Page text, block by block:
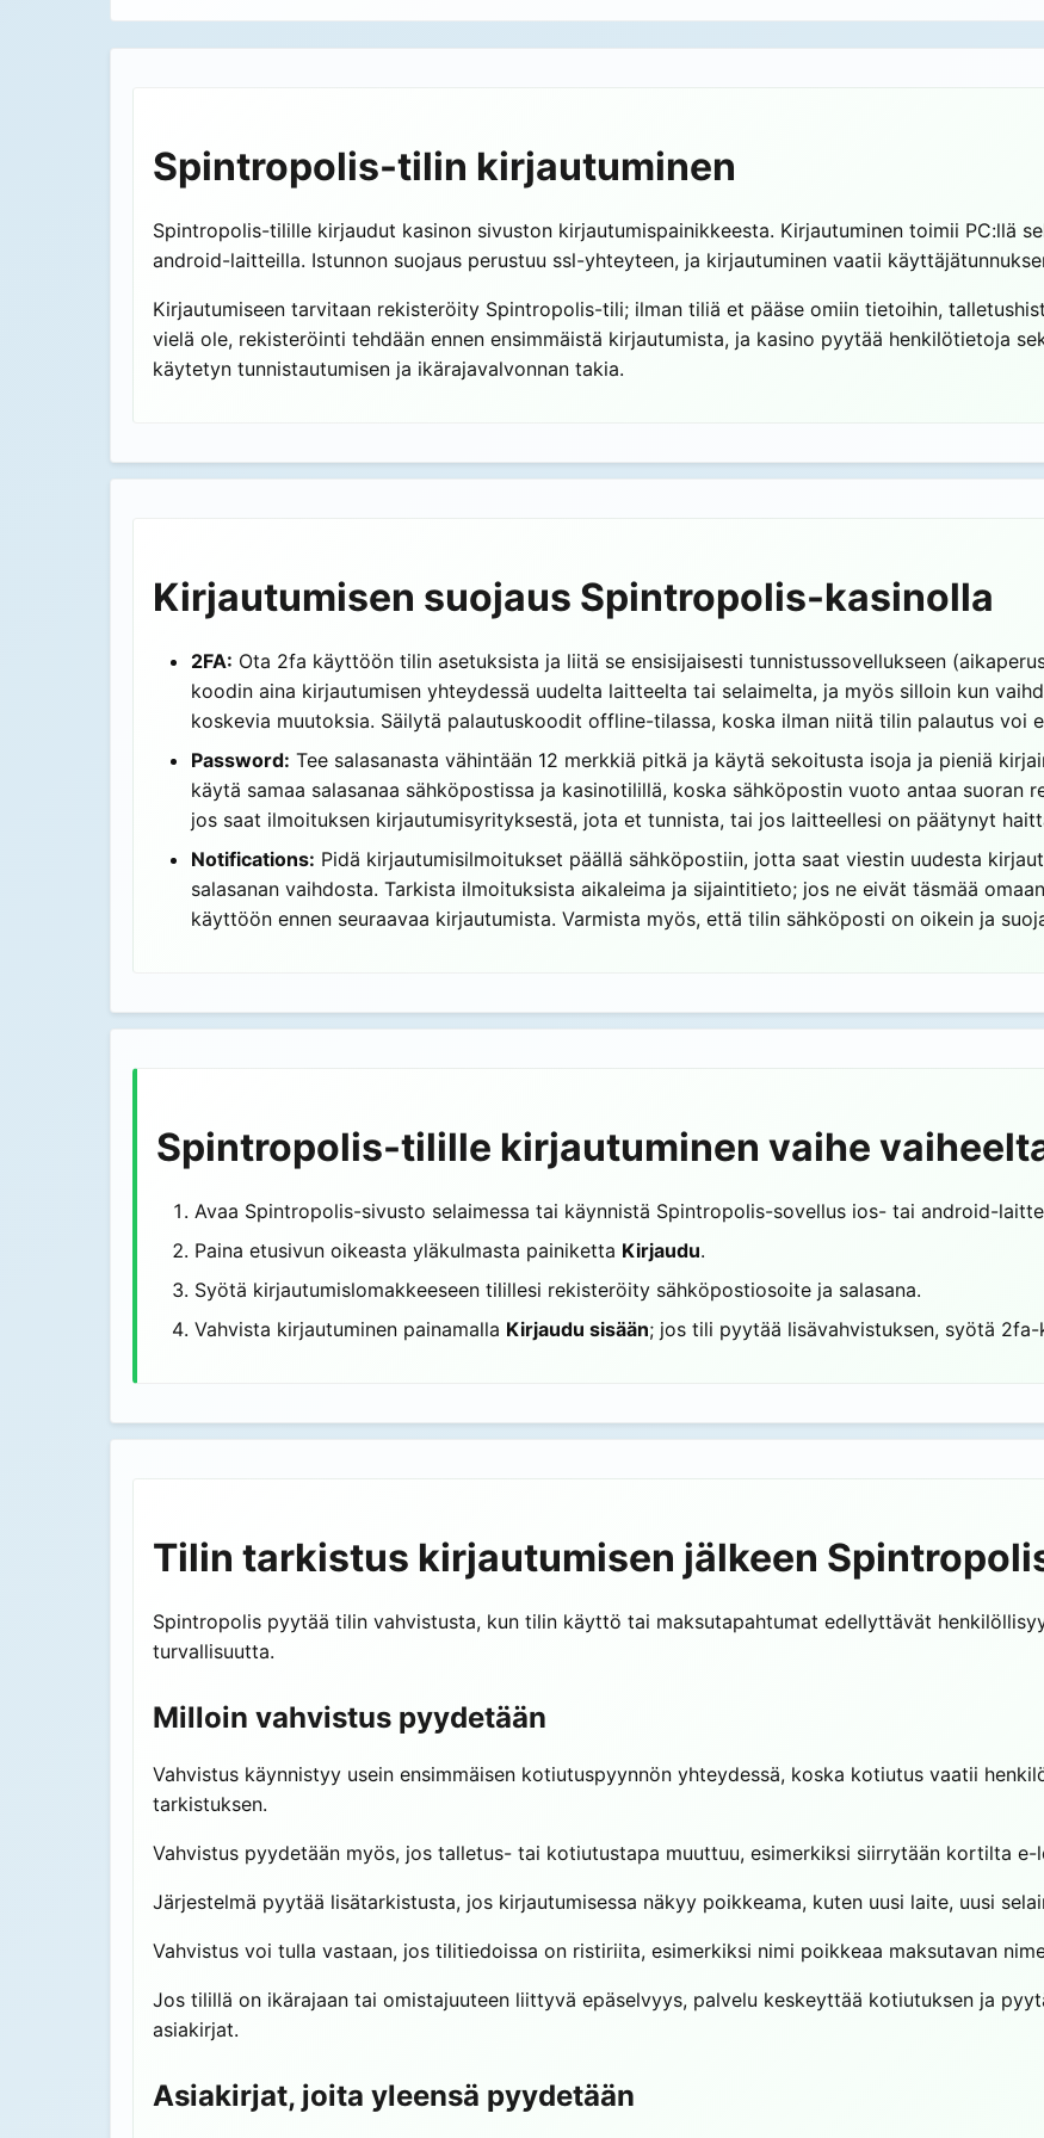
Spintropolis-tilin kirjautuminen
Spintropolis-tilille kirjaudut kasinon sivuston kirjautumispainikkeesta. Kirjautuminen toimii PC:llä
android-laitteilla. Istunnon suojaus perustuu ssl-yhteyteen, ja kirjautuminen vaatii
Kirjautumiseen tarvitaan rekisteröity Spintropolis-tili; ilman tiliä et pääse omiin tietoihin,
vielä ole, rekisteröinti tehdään ennen ensimmäistä kirjautumista, ja kasino pyytää henkilötietoja
käytetyn tunnistautumisen ja ikärajavalvonnan takia.
Kirjautumisen suojaus Spintropolis-kasinolla
2FA: Ota 2fa käyttöön tilin asetuksista ja liitä se ensisijaisesti tunnistussovellukseen
koodin aina kirjautumisen yhteydessä uudelta laitteelta tai selaimelta, ja myös silloin kun
koskevia muutoksia. Säilytä palautuskoodit offline-tilassa, koska ilman niitä tilin palautus voi
Password: Tee salasanasta vähintään 12 merkkiä pitkä ja käytä sekoitusta isoja ja pieniä
käytä samaa salasanaa sähköpostissa ja kasinotilillä, koska sähköpostin vuoto antaa suoran
jos saat ilmoituksen kirjautumisyrityksestä, jota et tunnista, tai jos laitteellesi on päätynyt
Notifications: Pidä kirjautumisilmoitukset päällä sähköpostiin, jotta saat viestin uudesta
salasanan vaihdosta. Tarkista ilmoituksista aikaleima ja sijaintitieto; jos ne eivät täsmää
käyttöön ennen seuraavaa kirjautumista. Varmista myös, että tilin sähköposti on oikein ja
Spintropolis-tilille kirjautuminen vaihe
Avaa Spintropolis-sivusto selaimessa tai käynnistä Spintropolis-sovellus ios- tai android-
Paina etusivun oikeasta yläkulmasta painiketta Kirjaudu.
Syötä kirjautumislomakkeeseen tilillesi rekisteröity sähköpostiosoite ja salasana.
Vahvista kirjautuminen painamalla Kirjaudu sisään; jos tili pyytää lisävahvistuksen, syötä
Tilin tarkistus kirjautumisen jälkeen
Spintropolis pyytää tilin vahvistusta, kun tilin käyttö tai maksutapahtumat edellyttävät
turvallisuutta.
Milloin vahvistus pyydetään
Vahvistus käynnistyy usein ensimmäisen kotiutuspyynnön yhteydessä, koska kotiutus vaatii
tarkistuksen.
Vahvistus pyydetään myös, jos talletus- tai kotiutustapa muuttuu, esimerkiksi siirrytään kortilta
Järjestelmä pyytää lisätarkistusta, jos kirjautumisessa näkyy poikkeama, kuten uusi laite, uusi
Vahvistus voi tulla vastaan, jos tilitiedoissa on ristiriita, esimerkiksi nimi poikkeaa maksutavan
Jos tilillä on ikärajaan tai omistajuuteen liittyvä epäselvyys, palvelu keskeyttää kotiutuksen ja
asiakirjat.
Asiakirjat, joita yleensä pyydetään